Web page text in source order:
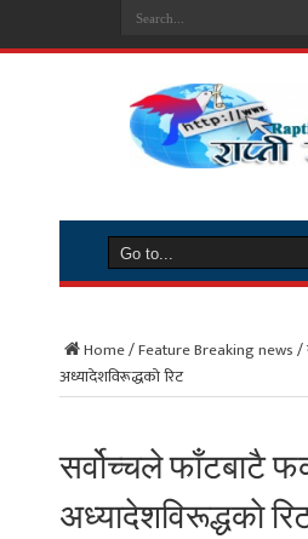
Home/Feature Breaking news/
अध्यादेशविरूद्धकाे रिट
सर्वोच्चले फाँटबाटै
अध्यादेशविरूद्धकाे